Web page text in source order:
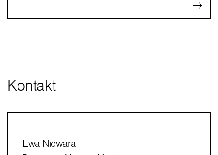
Kontakt
Ewa Niewara